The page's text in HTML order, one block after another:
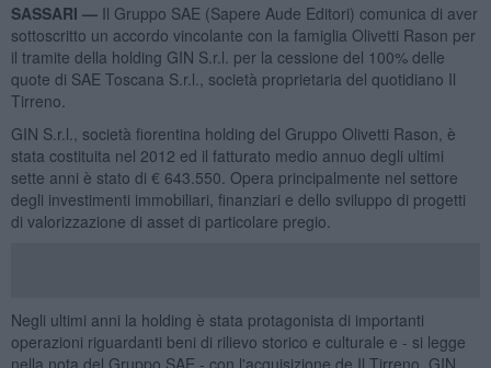
SASSARI — Il Gruppo SAE (Sapere Aude Editori) comunica di aver
sottoscritto un accordo vincolante con la famiglia Olivetti Rason per
il tramite della holding GIN S.r.l. per la cessione del 100% delle
quote di SAE Toscana S.r.l., società proprietaria del quotidiano Il
Tirreno.
GIN S.r.l., società fiorentina holding del Gruppo Olivetti Rason, è
stata costituita nel 2012 ed il fatturato medio annuo degli ultimi
sette anni è stato di € 643.550. Opera principalmente nel settore
degli investimenti immobiliari, finanziari e dello sviluppo di progetti
di valorizzazione di asset di particolare pregio.
Negli ultimi anni la holding è stata protagonista di importanti
operazioni riguardanti beni di rilievo storico e culturale e - si legge
nella nota del Gruppo SAE - con l'acquisizione de Il Tirreno, GIN